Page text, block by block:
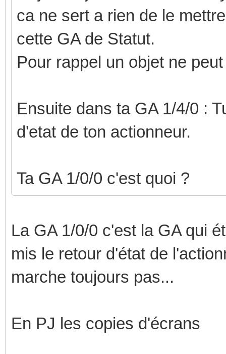
ca ne sert a rien de le
cette GA de Statut.
Pour rappel un objet ne
Ensuite dans ta GA 1/4/0 :
d'etat de ton actionneur.
Ta GA 1/0/0 c'est quoi ?
La GA 1/0/0 c'est la GA qui
mis le retour d'état de
marche toujours pas...
En PJ les copies d'écrans